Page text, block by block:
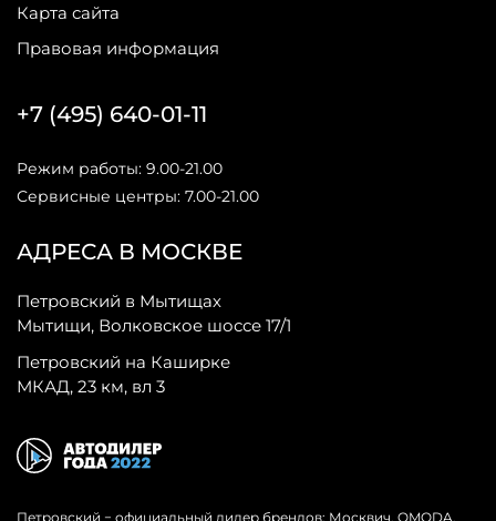
Карта сайта
Правовая информация
АДРЕСА В МОСКВЕ
Петровский в Мытищах
Мытищи, Волковское шоссе 17/1
Петровский на Каширке
МКАД, 23 км, вл 3
+7 (495) 640-01-11
Режим работы: 9.00-21.00
Сервисные центры: 7.00-21.00
Петровский − официальный дилер брендов: Москвич, OMODA,